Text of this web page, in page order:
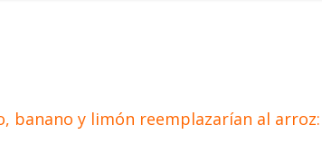
banano y limón reemplazarían al arroz: